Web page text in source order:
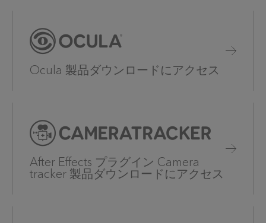
Ocula 製品ダウンロードにアクセス
After Effects プラグイン Camera
tracker 製品ダウンロードにアクセス